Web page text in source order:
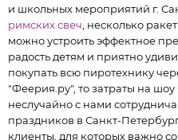
и школьных мероприятий г.
римских свеч , несколько
можно устроить эффектное
радость детям и приятно
покупать всю пиротехнику
"Феерия.ру", то затраты на
неслучайно с нами
праздников в Санкт-
клиенты, для которых важно